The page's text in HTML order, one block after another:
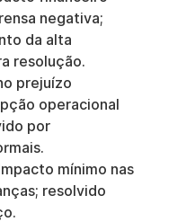
negativa;
da alta
resolução.
prejuízo
operacional
por
mínimo nas
resolvido